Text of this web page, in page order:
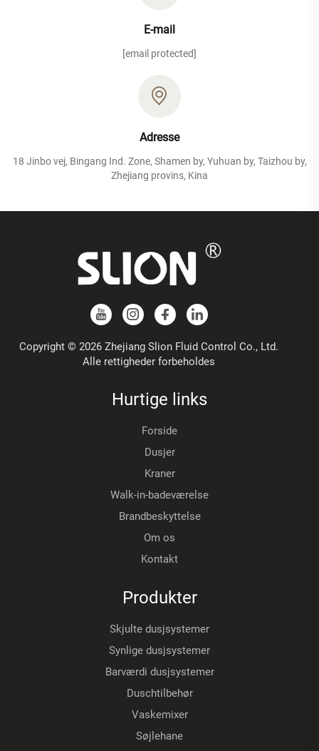
E-mail
[email protected]
Adresse
18 Jinbo vej, Bingang Ind. Zone, Shamen by, Yuhuan by, Taizhou by,
Zhejiang provins, Kina
Copyright © 2026 Zhejiang Slion Fluid Control Co., Ltd.
Alle rettigheder forbeholdes
Hurtige links
Forside
Dusjer
Kraner
Walk-in-badeværelse
Brandbeskyttelse
Om os
Kontakt
Produkter
Skjulte dusjsystemer
Synlige dusjsystemer
Barværdi dusjsystemer
Duschtilbehør
Vaskemixer
Søjlehane